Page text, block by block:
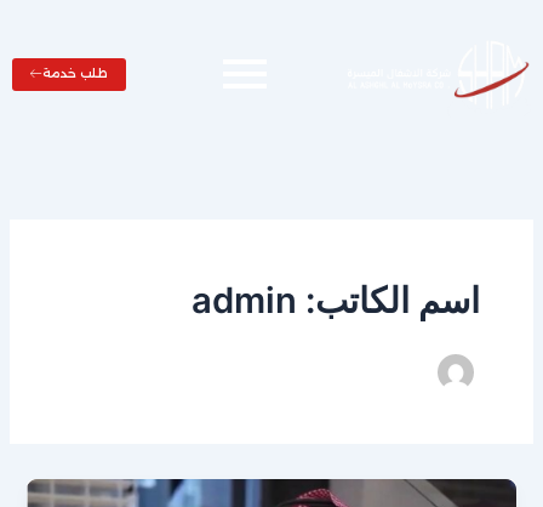
المحتوى
طلب خدمة
اسم الكاتب: admin